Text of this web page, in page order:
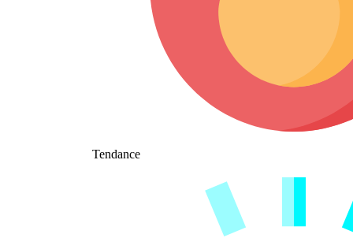
Tendance